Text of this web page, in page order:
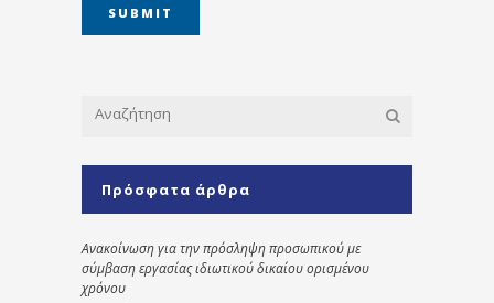
Πρόσφατα άρθρα
Ανακοίνωση για την πρόσληψη προσωπικού με
σύμβαση εργασίας ιδιωτικού δικαίου ορισμένου
χρόνου